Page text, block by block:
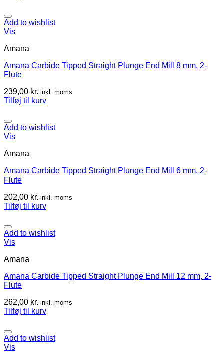
Add to wishlist
Vis
Amana
Amana Carbide Tipped Straight Plunge End Mill 8 mm, 2-
Flute
239,00 kr. inkl. moms
Tilføj til kurv
Add to wishlist
Vis
Amana
Amana Carbide Tipped Straight Plunge End Mill 6 mm, 2-
Flute
202,00 kr. inkl. moms
Tilføj til kurv
Add to wishlist
Vis
Amana
Amana Carbide Tipped Straight Plunge End Mill 12 mm, 2-
Flute
262,00 kr. inkl. moms
Tilføj til kurv
Add to wishlist
Vis